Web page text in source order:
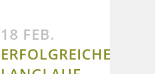
18 FEB.
ERFOLGREICHE